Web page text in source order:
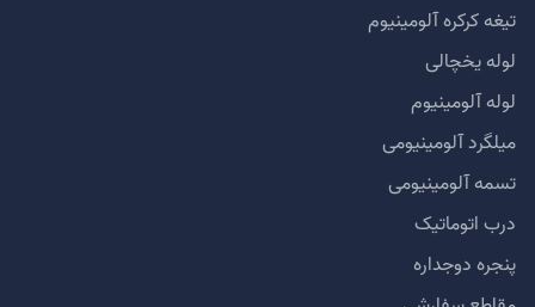
تیغه کرکره آلومینیوم
لوله یخچالی
لوله آلومینیوم
میلگرد آلومینیومی
تسمه آلومینیومی
درب اتوماتیک
پنجره دوجداره